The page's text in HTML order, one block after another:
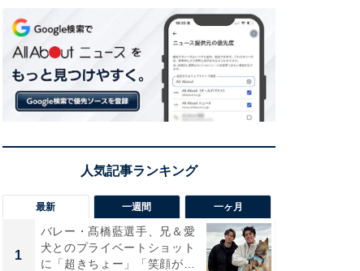
最新 一週間 一ヶ月
1
バレー・髙橋藍選手、兄＆愛
犬とのプライベートショット
に「超きちょー」「笑顔が見